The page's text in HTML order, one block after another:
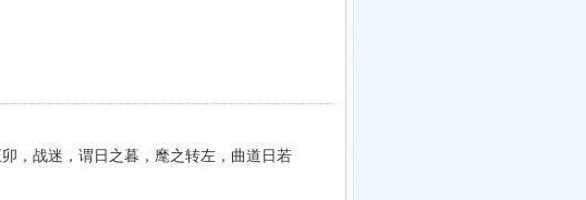
，战迷，谓日之暮，麾之转左，曲道日若